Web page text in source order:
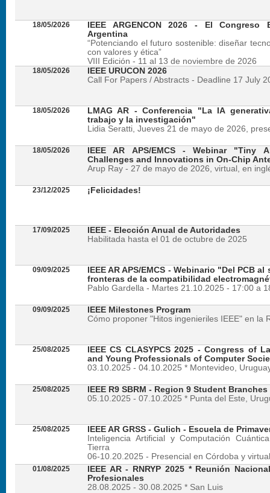
18/05/2026
IEEE ARGENCON 2026 - El
Argentina
“Potenciando el futuro sostenible: diseñar
con valores y ética”
VIII Edición - 11 al 13 de noviembre de 2026
18/05/2026
IEEE URUCON 2026
Call For Papers / Abstracts - Deadline 17 July
18/05/2026
LMAG AR - Conferencia "La IA
trabajo y la investigación"
Lidia Seratti, Jueves 21 de mayo de 2026,
18/05/2026
IEEE AR APS/EMCS - Webinar "Tiny
Challenges and Innovations in On-Chip
Arup Ray - 27 de mayo de 2026, virtual, en
23/12/2025 ¡Felicidades!
17/09/2025
IEEE - Elección Anual de Autoridades
Habilitada hasta el 01 de octubre de 2025
09/09/2025
IEEE AR APS/EMCS - Webinario "Del PCB
fronteras de la compatibilidad
Pablo Gardella - Martes 21.10.2025 - 17:00 a
09/09/2025
IEEE Milestones Program
Cómo proponer "Hitos ingenieriles IEEE" en la
25/08/2025
IEEE CS CLASYPCS 2025 - Congress of
and Young Professionals of Computer
03.10.2025 - 04.10.2025 * Montevideo,
25/08/2025
IEEE R9 SBRM - Region 9 Student
05.10.2025 - 07.10.2025 * Punta del Este,
25/08/2025
IEEE AR GRSS - Gulich - Escuela de
Inteligencia Artificial y Computación
Tierra
06-10.20.2025 - Presencial en Córdoba y virtual
01/08/2025
IEEE AR - RNRYP 2025 * Reunión
Profesionales
28.08.2025 - 30.08.2025 * San Luis